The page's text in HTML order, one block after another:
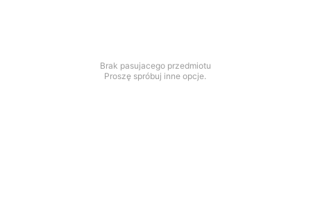
Brak pasujacego przedmiotu
Proszę spróbuj inne opcje.